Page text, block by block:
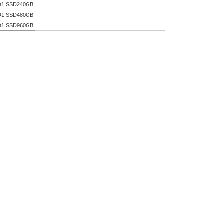
SSD240GB
SSD480GB
SSD960GB